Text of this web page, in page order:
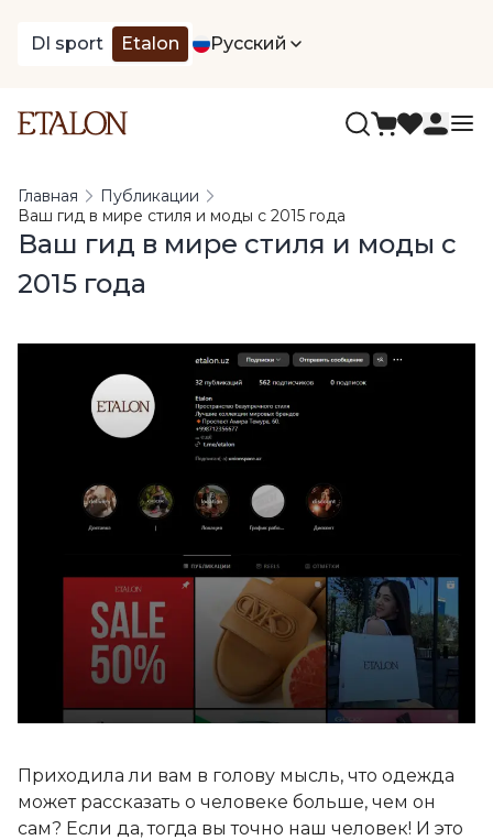
DI sport Etalon Русский
Главная
Публикации
Ваш гид в мире стиля и моды с 2015 года
Ваш гид в мире стиля и моды с
2015 года
Приходила ли вам в голову мысль, что одежда
может рассказать о человеке больше, чем он
сам? Если да, тогда вы точно наш человек! И это